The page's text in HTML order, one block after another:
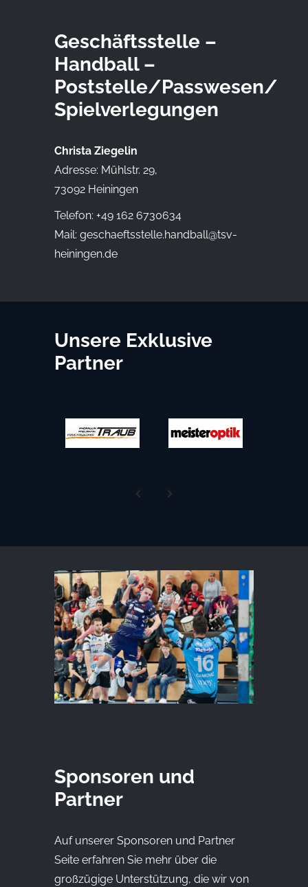
Geschäftsstelle –
Handball –
Poststelle/Passwesen/
Spielverlegungen
Christa Ziegelin
Adresse: Mühlstr. 29,
73092 Heiningen
Telefon: +49 162 6730634
Mail: geschaeftsstelle.handball@tsv-
heiningen.de
Unsere Exklusive
Partner
Sponsoren und
Partner
Auf unserer Sponsoren und Partner
Seite erfahren Sie mehr über die
großzügige Unterstützung, die wir von